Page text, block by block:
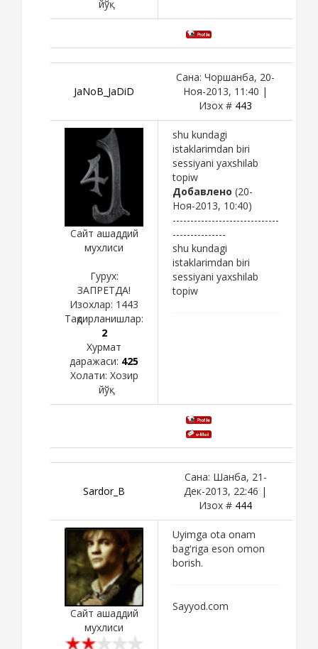
йўқ
JaNoB_JaDiD
Сана: Чоршанба, 20-
Ноя-2013, 11:40 |
Изох # 443
Сайт ашаддий
мухлиси
Гурух:
ЗАПРЕТДА!
Изохлар: 1443
Тақдирланишлар:
2
Хурмат
даражаси: 425
Холати: Хозир
йўқ
shu kundagi
istaklarimdan biri
sessiyani yaxshilab
topiw
Добавлено (20-
Ноя-2013, 10:40)
------------------------------
---------------
shu kundagi
istaklarimdan biri
sessiyani yaxshilab
topiw
Sardor_B
Сана: Шанба, 21-
Дек-2013, 22:46 |
Изох # 444
Сайт ашаддий
мухлиси
Uyimga ota onam
bag'riga eson omon
borish.
Sayyod.com